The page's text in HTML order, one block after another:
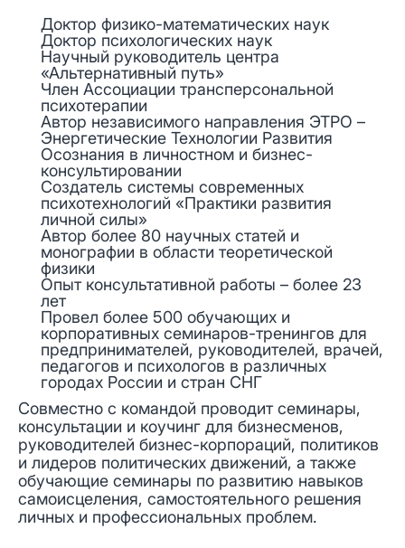
Доктор физико-математических наук
Доктор психологических наук
Научный руководитель центра
«Альтернативный путь»
Член Ассоциации трансперсональной
психотерапии
Автор независимого направления ЭТРО –
Энергетические Технологии Развития
Осознания в личностном и бизнес-
консультировании
Создатель системы современных
психотехнологий «Практики развития
личной силы»
Автор более 80 научных статей и
монографии в области теоретической
физики
Опыт консультативной работы – более 23
лет
Провел более 500 обучающих и
корпоративных семинаров-тренингов для
предпринимателей, руководителей, врачей,
педагогов и психологов в различных
городах России и стран СНГ
Совместно с командой проводит семинары,
консультации и коучинг для бизнесменов,
руководителей бизнес-корпораций, политиков
и лидеров политических движений, а также
обучающие семинары по развитию навыков
самоисцеления, самостоятельного решения
личных и профессиональных проблем.